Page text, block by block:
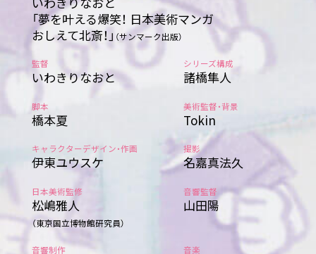
「夢を叶える爆笑！ 日本美術マンガ
おしえて北斎！」 （サンマーク出版）
監督
いわきりなおと
シリーズ構成
諸橋隼人
脚本
橋本夏
美術監督・背景
Tokin
キャラクターデザイン・作画
伊東ユウスケ
撮影
名嘉真法久
日本美術監修
松嶋雅人
（東京国立博物館研究員）
音響監督
山田陽
音響制作 音楽